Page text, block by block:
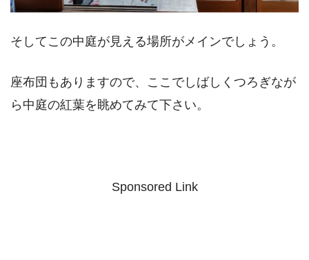
そしてこの中庭が見える場所がメインでしょう。
座布団もありますので、ここでしばしくつろぎなが
ら中庭の紅葉を眺めてみて下さい。
Sponsored Link